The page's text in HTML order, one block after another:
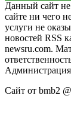
Данный сайт не
сайте ни чего
услуги не
новостей RSS
newsru.com.
Администрация
Сайт от bmb2